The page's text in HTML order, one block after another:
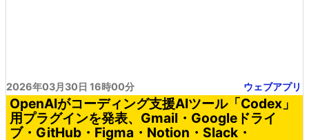
2026年03月30日 16時00分 ウェブアプリ
OpenAIがコーディング支援AIツール「Codex」
用プラグインを発表、Gmail・Googleドライ
ブ・GitHub・Figma・Notion・Slack・